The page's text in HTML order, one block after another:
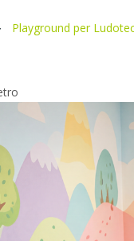
Playground per